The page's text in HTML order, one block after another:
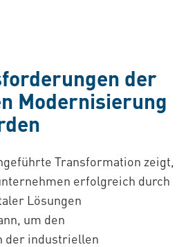
der
Modernisierung
Transformation zeigt,
erfolgreich durch
Lösungen
um den
der industriellen